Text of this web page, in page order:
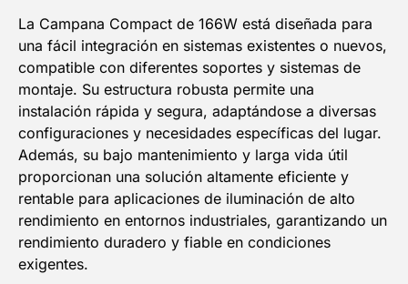
La Campana Compact de 166W está diseñada para
una fácil integración en sistemas existentes o nuevos,
compatible con diferentes soportes y sistemas de
montaje. Su estructura robusta permite una
instalación rápida y segura, adaptándose a diversas
configuraciones y necesidades específicas del lugar.
Además, su bajo mantenimiento y larga vida útil
proporcionan una solución altamente eficiente y
rentable para aplicaciones de iluminación de alto
rendimiento en entornos industriales, garantizando un
rendimiento duradero y fiable en condiciones
exigentes.